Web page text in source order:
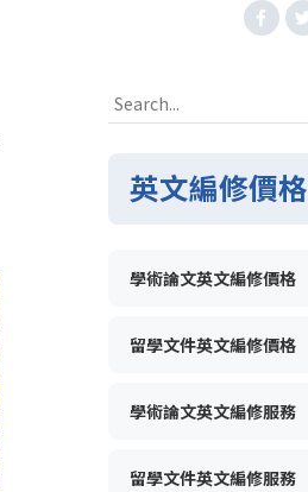
英文編修價格
學術論文英文編修價格
留學文件英文編修價格
學術論文英文編修服務
留學文件英文編修服務